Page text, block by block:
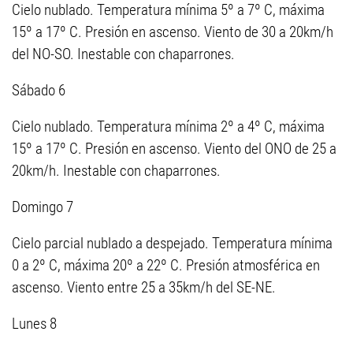
Cielo nublado. Temperatura mínima 5º a 7º C, máxima
15º a 17º C. Presión en ascenso. Viento de 30 a 20km/h
del NO-SO. Inestable con chaparrones.
Sábado 6
Cielo nublado. Temperatura mínima 2º a 4º C, máxima
15º a 17º C. Presión en ascenso. Viento del ONO de 25 a
20km/h. Inestable con chaparrones.
Domingo 7
Cielo parcial nublado a despejado. Temperatura mínima
0 a 2º C, máxima 20º a 22º C. Presión atmosférica en
ascenso. Viento entre 25 a 35km/h del SE-NE.
Lunes 8